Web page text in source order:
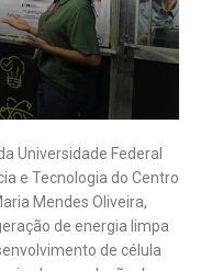
Universidade Federal
e Tecnologia do Centro
Mendes Oliveira,
de energia limpa
de célula